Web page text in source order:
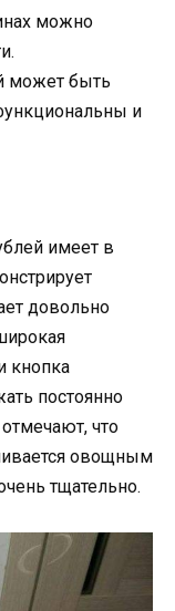
можно
может быть
и
имеет в
довольно
кнопка
постоянно
что
овощным
тщательно.